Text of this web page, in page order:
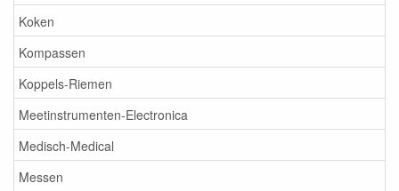
Koken
Kompassen
Koppels-Riemen
Meetinstrumenten-Electronica
Medisch-Medical
Messen